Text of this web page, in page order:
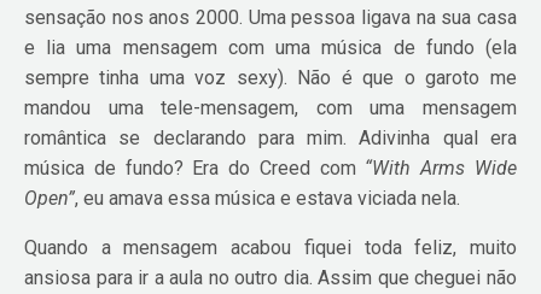
sensação nos anos 2000. Uma pessoa ligava na sua casa
e lia uma mensagem com uma música de fundo (ela
sempre tinha uma voz sexy). Não é que o garoto me
mandou uma tele-mensagem, com uma mensagem
romântica se declarando para mim. Adivinha qual era
música de fundo? Era do Creed com “With Arms Wide
Open”, eu amava essa música e estava viciada nela.
Quando a mensagem acabou fiquei toda feliz, muito
ansiosa para ir a aula no outro dia. Assim que cheguei não